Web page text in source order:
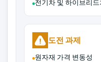
전기차 및 하이브리
도전 과제
원자재 가격 변동성